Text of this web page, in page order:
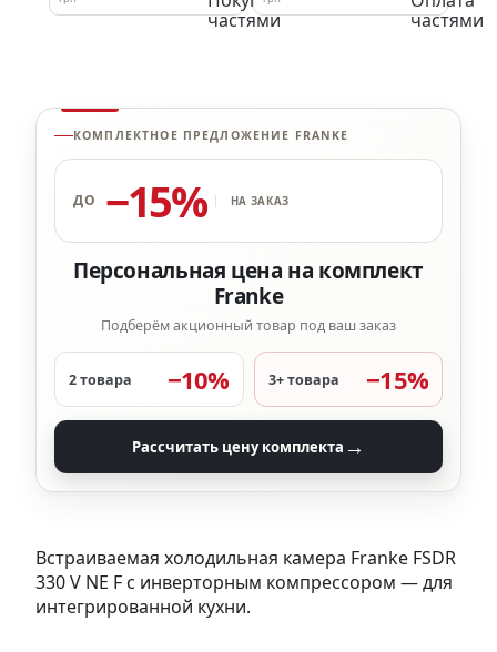
КОМПЛЕКТНОЕ ПРЕДЛОЖЕНИЕ FRANKE
ДО −15% НА ЗАКАЗ
Персональная цена на комплект
Franke
Подберём акционный товар под ваш заказ
2 товара −10% 3+ товара −15%
Рассчитать цену комплекта →
Встраиваемая холодильная камера Franke FSDR
330 V NE F с инверторным компрессором — для
интегрированной кухни.